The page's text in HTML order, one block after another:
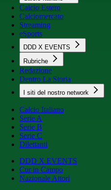
Calcio Estero
Calciomercato
Streaming
eSports
DDD X EVENTS
Rubriche
Redazione
Dentro La Storia
I siti del nostro network
Calcio Italiano
Serie A
Serie B
Serie C
Dilettanti
DDD X EVENTS
Cur in Campo
Nazionale Attori